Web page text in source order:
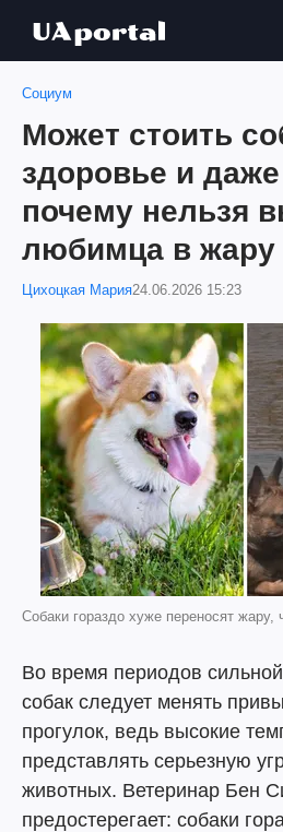
Социум
Может стоить
здоровье и
почему нельзя
любимца в жару
Цихоцкая Мария24.06.2026 15:23
Собаки гораздо хуже переносят
Во время периодов
собак следует менять
прогулок, ведь высокие
представлять серьезную
животных. Ветеринар Бен
предостерегает: собаки